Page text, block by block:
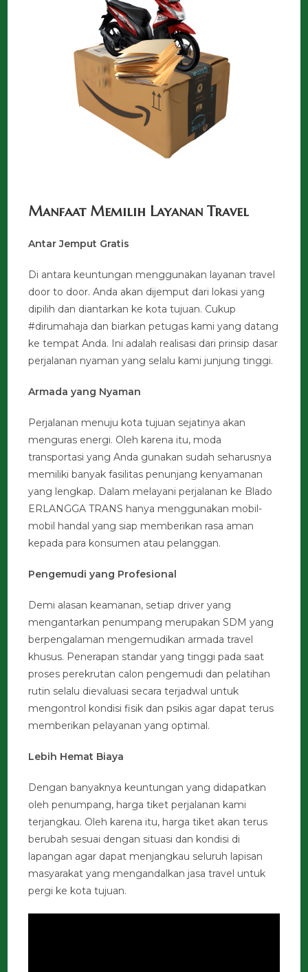
Manfaat Memilih Layanan Travel
Antar Jemput Gratis
Di antara keuntungan menggunakan layanan travel
door to door. Anda akan dijemput dari lokasi yang
dipilih dan diantarkan ke kota tujuan. Cukup
#dirumahaja dan biarkan petugas kami yang datang
ke tempat Anda. Ini adalah realisasi dari prinsip dasar
perjalanan nyaman yang selalu kami junjung tinggi.
Armada yang Nyaman
Perjalanan menuju kota tujuan sejatinya akan
menguras energi. Oleh karena itu, moda
transportasi yang Anda gunakan sudah seharusnya
memiliki banyak fasilitas penunjang kenyamanan
yang lengkap. Dalam melayani perjalanan ke Blado
ERLANGGA TRANS hanya menggunakan mobil-
mobil handal yang siap memberikan rasa aman
kepada para konsumen atau pelanggan.
Pengemudi yang Profesional
Demi alasan keamanan, setiap driver yang
mengantarkan penumpang merupakan SDM yang
berpengalaman mengemudikan armada travel
khusus. Penerapan standar yang tinggi pada saat
proses perekrutan calon pengemudi dan pelatihan
rutin selalu dievaluasi secara terjadwal untuk
mengontrol kondisi fisik dan psikis agar dapat terus
memberikan pelayanan yang optimal.
Lebih Hemat Biaya
Dengan banyaknya keuntungan yang didapatkan
oleh penumpang, harga tiket perjalanan kami
terjangkau. Oleh karena itu, harga tiket akan terus
berubah sesuai dengan situasi dan kondisi di
lapangan agar dapat menjangkau seluruh lapisan
masyarakat yang mengandalkan jasa travel untuk
pergi ke kota tujuan.